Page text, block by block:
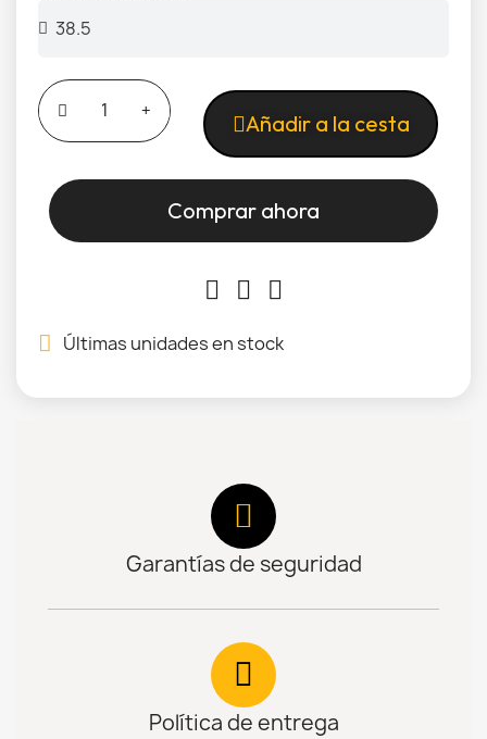
Añadir a la cesta
Comprar ahora
Últimas unidades en stock
Garantías de seguridad
Política de entrega